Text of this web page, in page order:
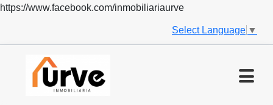
https://www.facebook.com/inmobiliariaurve
Select Language ▼